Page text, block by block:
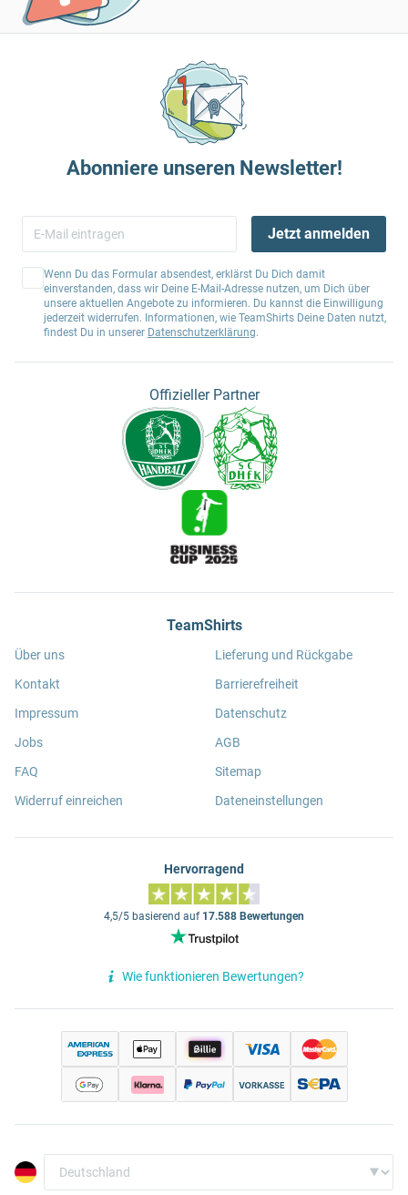
Abonniere unseren Newsletter!
Jetzt anmelden
Wenn Du das Formular absendest, erklärst Du Dich damit
einverstanden, dass wir Deine E-Mail-Adresse nutzen, um Dich über
unsere aktuellen Angebote zu informieren. Du kannst die Einwilligung
jederzeit widerrufen. Informationen, wie TeamShirts Deine Daten nutzt,
findest Du in unserer Datenschutzerklärung.
Offizieller Partner
TeamShirts
Über uns
Kontakt
Impressum
Jobs
FAQ
Widerruf einreichen
Lieferung und Rückgabe
Barrierefreiheit
Datenschutz
AGB
Sitemap
Dateneinstellungen
Hervorragend
4,5/5 basierend auf 17.588 Bewertungen
Wie funktionieren Bewertungen?